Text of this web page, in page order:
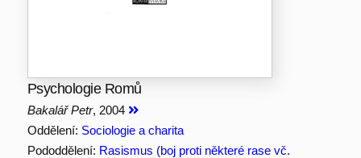
Psychologie Romů
Bakalář Petr, 2004
Oddělení: Sociologie a charita
Pododdělení: Rasismus (boj proti některé rase vč.